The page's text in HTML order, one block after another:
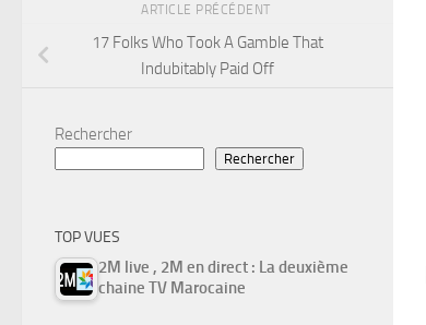
ARTICLE PRÉCÉDENT
17 Folks Who Took A Gamble That
Indubitably Paid Off
Rechercher
Rechercher
TOP VUES
2M live , 2M en direct : La deuxième
chaine TV Marocaine